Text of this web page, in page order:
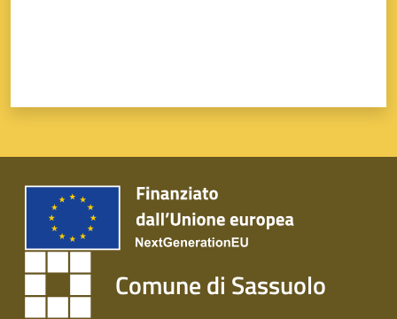
Comune di Sassuolo